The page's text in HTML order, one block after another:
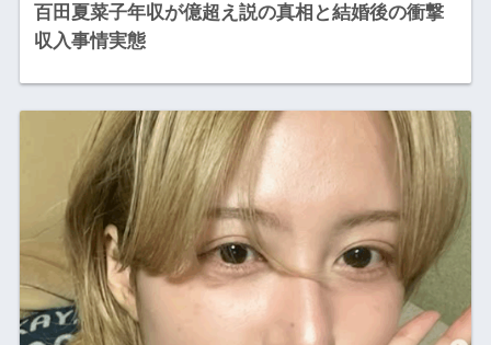
百田夏菜子年収が億超え説の真相と結婚後の衝撃
収入事情実態